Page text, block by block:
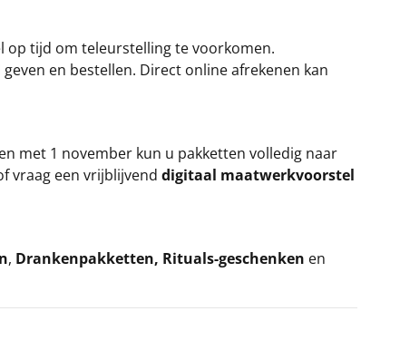
op tijd om teleurstelling te voorkomen.
en bestellen. Direct online afrekenen kan
met 1 november kun u pakketten volledig naar
vraag een vrijblijvend digitaal maatwerkvoorstel
, Drankenpakketten, Rituals-geschenken en